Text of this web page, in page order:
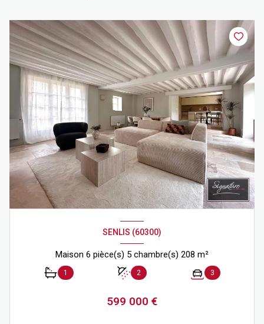
recherche
SENLIS (60300)
Maison 6 pièce(s) 5 chambre(s) 208 m²
1 2 3
599 000 €